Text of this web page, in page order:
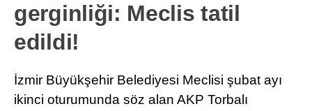
EKONOMI
POLITIKA
KÜLTÜR-SANAT
gerginliği: Meclis tatil
edildi!
İzmir Büyükşehir Belediyesi Meclisi şubat ayı
ikinci oturumunda söz alan AKP Torbalı